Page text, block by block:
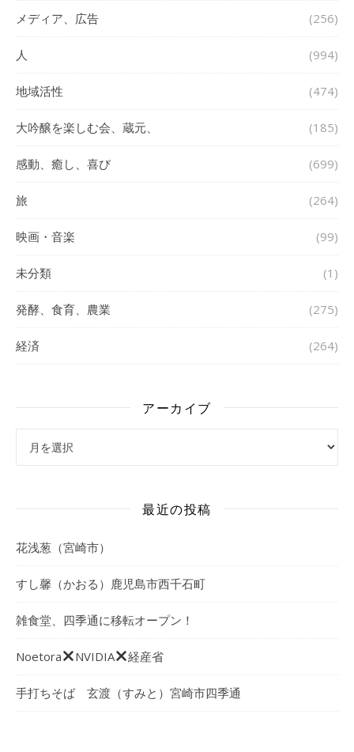
メディア、広告 (256)
人 (994)
地域活性 (474)
大吟醸を楽しむ会、蔵元、 (185)
感動、癒し、喜び (699)
旅 (264)
映画・音楽 (99)
未分類 (1)
発酵、食育、農業 (275)
経済 (264)
アーカイブ
最近の投稿
花浅葱（宮崎市）
すし馨（かおる）鹿児島市西千石町
雑食堂、四季通に移転オープン！
Noetora NVIDIA 経産省
手打ちそば 玄渡（すみと）宮崎市四季通